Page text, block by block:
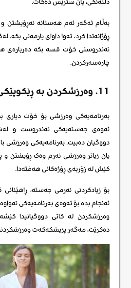
بەڵام ئەگەر ئەم هەستانە نەڕۆیشتن و
ڕۆژانەتدا کرد، ئەوا داوای یارمەتی بکە.
تەندروستی خۆت قسە بکە دەربارەی
چارەسەرکردن.
11. وەرزشکردن بە ڕێکوپێکی:
بەرنامەیەکی وەرزشی بۆ خۆت دیاری
ئەوەی جەستەیەکی تەندروست و
یان زیاتر وەرزشی نەرم وەک ڕۆیشتن و
کێش لە زۆربەی ڕۆژەکانی هەفتەدا.
بۆ زیادکردنی نەرمی جەستە،
ئەنجام بدە بۆ ئەوەی بەرنامەیەکی
وەرزشکردن لە کاتی دووگیانیدا کێشە
دەکرێت، مەگەر پزیشکەکەت